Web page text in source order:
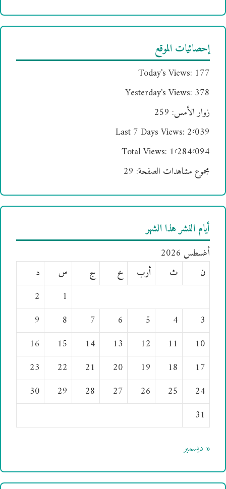
إحصائيات الموقع
Today's Views: 177
Yesterday's Views: 378
زوار الأمس: 259
Last 7 Days Views: 2٬039
Total Views: 1٬284٬094
مجموع مشاهدات الصفحة: 29
أيام النشر هذا الشهر
أغسطس 2026
ن
ث أرب خ ج س
د
1
2
3
4
5
6
7
8
9
10
11
12
13
14
15
16
17
18
19
20
21
22
23
24
25
26
27
28
29
30
31
« ديسمبر